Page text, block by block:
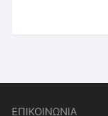
ΕΠΙΚΟΙΝΩΝΙΑ